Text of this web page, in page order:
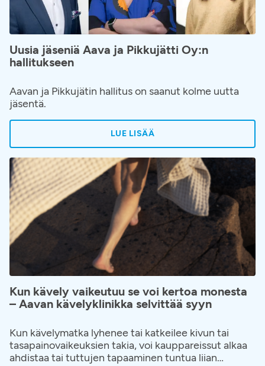
Uusia jäseniä Aava ja Pikkujätti Oy:n
hallitukseen
Aavan ja Pikkujätin hallitus on saanut kolme uutta
jäsentä.
LUE LISÄÄ
Kun kävely vaikeutuu se voi kertoa monesta
– Aavan kävelyklinikka selvittää syyn
Kun kävelymatka lyhenee tai katkeilee kivun tai
tasapainovaikeuksien takia, voi kauppareissut alkaa
ahdistaa tai tuttujen tapaaminen tuntua liian